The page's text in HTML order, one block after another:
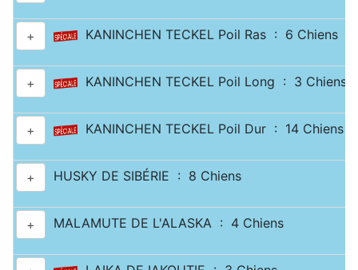
+ KANINCHEN TECKEL Poil Ras : 6 Chiens
+ KANINCHEN TECKEL Poil Long : 3 Chiens
+ KANINCHEN TECKEL Poil Dur : 14 Chiens
+ HUSKY DE SIBÉRIE : 8 Chiens
+ MALAMUTE DE L'ALASKA : 4 Chiens